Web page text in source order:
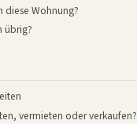
diese Wohnung?
übrig?
vermieten oder verkaufen?